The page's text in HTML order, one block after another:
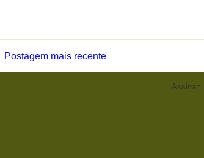
Postagem mais recente
Assinar: